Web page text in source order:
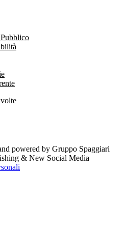
volte
powered by Gruppo Spaggiari
& New Social Media